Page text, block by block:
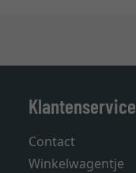
Klantenservice
Contact
Winkelwagentje